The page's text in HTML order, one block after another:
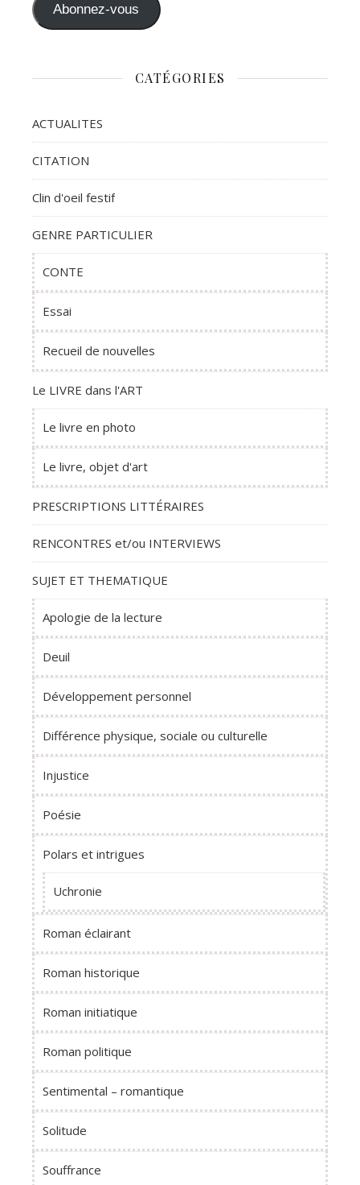
Abonnez-vous
CATÉGORIES
ACTUALITES
CITATION
Clin d'oeil festif
GENRE PARTICULIER
CONTE
Essai
Recueil de nouvelles
Le LIVRE dans l'ART
Le livre en photo
Le livre, objet d'art
PRESCRIPTIONS LITTÉRAIRES
RENCONTRES et/ou INTERVIEWS
SUJET ET THEMATIQUE
Apologie de la lecture
Deuil
Développement personnel
Différence physique, sociale ou culturelle
Injustice
Poésie
Polars et intrigues
Uchronie
Roman éclairant
Roman historique
Roman initiatique
Roman politique
Sentimental – romantique
Solitude
Souffrance